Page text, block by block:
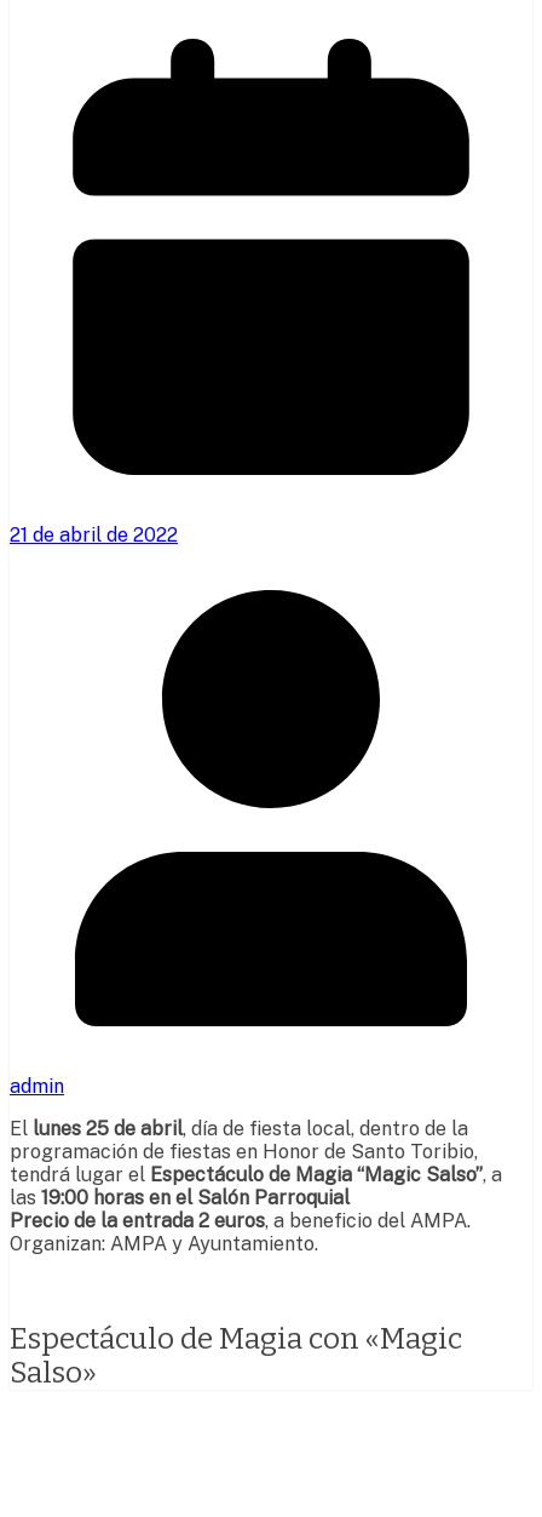
21 de abril de 2022
admin
El lunes 25 de abril, día de fiesta local, dentro de la
programación de fiestas en Honor de Santo Toribio,
tendrá lugar el Espectáculo de Magia “Magic Salso”, a
las 19:00 horas en el Salón Parroquial
Precio de la entrada 2 euros, a beneficio del AMPA.
Organizan: AMPA y Ayuntamiento.
Espectáculo de Magia con «Magic
Salso»